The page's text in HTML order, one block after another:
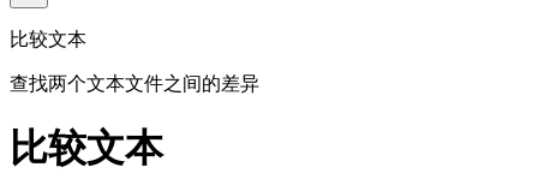
比较文本
查找两个文本文件之间的差异
比较文本